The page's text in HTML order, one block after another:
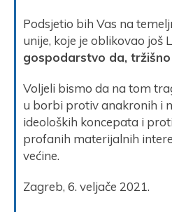
Podsjetio bih Vas na
unije, koje je oblikovao još
gospodarstvo da,
Voljeli bismo da na tom
u borbi protiv anakronih i
ideoloških koncepata i
profanih materijalnih
većine.
Zagreb, 6. veljače 2021.